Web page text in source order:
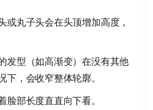
或丸子头会在头顶增加高度，
发型（如高渐变）在没有其他
下，会收窄整体轮廓。
脸部长度直直向下看。